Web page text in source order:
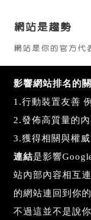
網站是趨勢
網站是你的官方代
影響網站排名的
1.行動裝置友善
2.發佈高質量的內
3.獲得相關與權
連結是影響
站內部內容相互
的網站連回到你
不過這並不是說